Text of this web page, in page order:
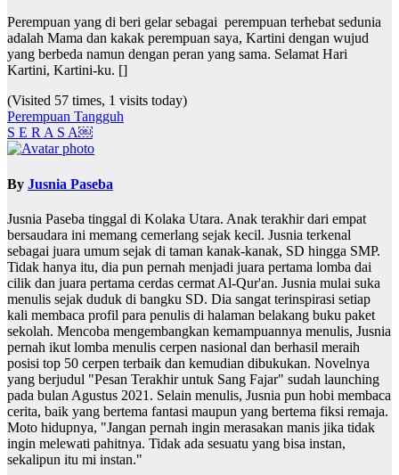
Perempuan yang di beri gelar sebagai perempuan terhebat sedunia
adalah Mama dan kakak perempuan saya, Kartini dengan wujud
yang berbeda namun dengan peran yang sama. Selamat Hari
Kartini, Kartini-ku. []
(Visited 57 times, 1 visits today)
Navigasi
pos
Perempuan Tangguh
S E R A S A￼
By Jusnia Paseba
Jusnia Paseba tinggal di Kolaka Utara. Anak terakhir dari empat
bersaudara ini memang cemerlang sejak kecil. Jusnia terkenal
sebagai juara umum sejak di taman kanak-kanak, SD hingga SMP.
Tidak hanya itu, dia pun pernah menjadi juara pertama lomba dai
cilik dan juara pertama cerdas cermat Al-Qur'an. Jusnia mulai suka
menulis sejak duduk di bangku SD. Dia sangat terinspirasi setiap
kali membaca profil para penulis di halaman belakang buku paket
sekolah. Mencoba mengembangkan kemampuannya menulis, Jusnia
pernah ikut lomba menulis cerpen nasional dan berhasil meraih
posisi top 50 cerpen terbaik dan kemudian dibukukan. Novelnya
yang berjudul "Pesan Terakhir untuk Sang Fajar" sudah launching
pada bulan Agustus 2021. Selain menulis, Jusnia pun hobi membaca
cerita, baik yang bertema fantasi maupun yang bertema fiksi remaja.
Moto hidupnya, "Jangan pernah ingin merasakan manis jika tidak
ingin melewati pahitnya. Tidak ada sesuatu yang bisa instan,
sekalipun itu mi instan."